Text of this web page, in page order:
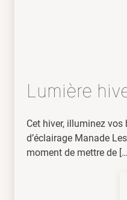
Lumière
Cet hiver, illuminez
d’éclairage Manade
moment de mettre de